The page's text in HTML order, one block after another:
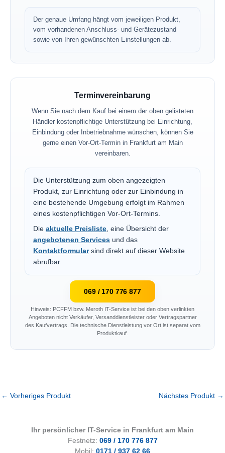
Der genaue Umfang hängt vom jeweiligen Produkt,
vom vorhandenen Anschluss- und Gerätezustand
sowie von Ihren gewünschten Einstellungen ab.
Terminvereinbarung
Wenn Sie nach dem Kauf bei einem der oben gelisteten
Händler kostenpflichtige Unterstützung bei Einrichtung,
Einbindung oder Inbetriebnahme wünschen, können Sie
gerne einen Vor-Ort-Termin in Frankfurt am Main
vereinbaren.
Die Unterstützung zum oben angezeigten
Produkt, zur Einrichtung oder zur Einbindung in
eine bestehende Umgebung erfolgt im Rahmen
eines kostenpflichtigen Vor-Ort-Termins.
Die aktuelle Preisliste, eine Übersicht der
angebotenen Services und das
Kontaktformularsind direkt auf dieser Website
abrufbar.
069 / 170 776 877
Hinweis: PCFFM bzw. Meroth IT-Service ist bei den oben verlinkten
Angeboten nicht Verkäufer, Versanddienstleister oder Vertragspartner
des Kaufvertrags. Die technische Dienstleistung vor Ort ist separat vom
Produktkauf.
← Vorheriges Produkt Nächstes Produkt →
Ihr persönlicher IT-Service in Frankfurt am Main
Festnetz: 069 / 170 776 877
Mobil: 0171 / 937 62 66